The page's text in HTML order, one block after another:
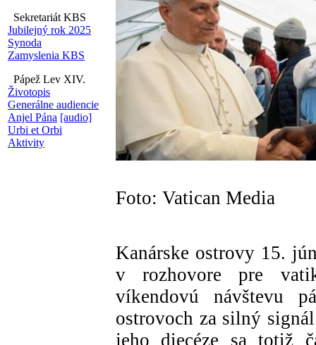
Sekretariát KBS
Jubilejný rok 2025
Synoda
Zamyslenia KBS
Pápež Lev XIV.
Životopis
Generálne audiencie
Anjel Pána [audio]
Urbi et Orbi
Aktivity
Foto: Vatican Media
Kanárske ostrovy 15.
v rozhovore pre
víkendovú návštevu
ostrovoch za silný
jeho diecéze sa totiž